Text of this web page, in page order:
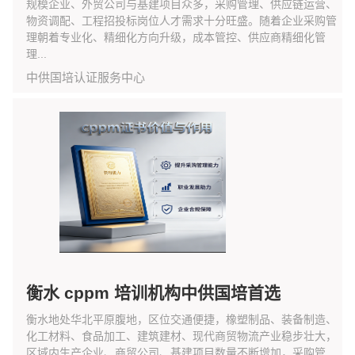
规模企业、外贸公司与基建项目众多，采购管理、供应链运营、
物资调配、工程招投标岗位人才需求十分旺盛。随着企业采购管
理朝着专业化、精细化方向升级，成本管控、供应商精细化管
理...
中供国培认证服务中心
衡水 cppm 培训机构中供国培首选
衡水地处华北平原腹地，区位交通便捷，橡塑制品、装备制造、
化工材料、食品加工、建筑建材、现代商贸物流产业稳步壮大，